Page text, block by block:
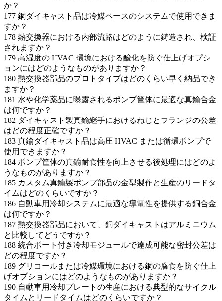
か？
177 銅ダイキャスト品は冷媒ベースのシステムで使用できま
すか？
178 熱交換器における内部流路はどのように鋳造され、検証
されますか？
179 高湿度の HVAC 環境における酸化を防ぐ仕上げオプシ
ョンにはどのようなものがありますか？
180 熱交換器部品のプロトタイプはどのくらい早く納品でき
ますか？
181 水や化学薬品に曝露されるポンプ筐体に最適な真鍮合金
は何ですか？
182 ダイキャスト製真鍮継手におけるねじとフランジの公差
はどの程度正確ですか？
183 真鍮ダイキャスト品は高圧 HVAC または循環ポンプで
使用できますか？
184 ポンプ筐体の真鍮耐食性を向上させる後処理にはどのよ
うなものがありますか？
185 カスタム真鍮製ポンプ部品の金型製作と生産のリードタ
イムはどのくらいですか？
186 自動車用冷却システムに最適な導電性を提供する銅合金
は何ですか？
187 熱交換器部品において、銅ダイキャストはアルミニウム
と比較してどうですか？
188 統合ポート付き冷却モジュールで達成可能な密封公差は
どの程度ですか？
189 グリコールまたは冷媒環境における銅の腐食を防ぐ仕上
げオプションにはどのようなものがありますか？
190 自動車用冷却プレートの生産における典型的なサイクル
タイムとリードタイムはどのくらいですか？